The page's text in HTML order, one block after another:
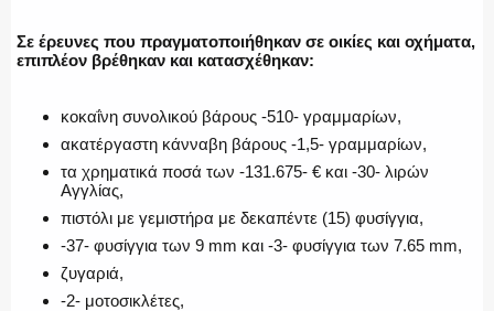
Σε έρευνες που πραγματοποιήθηκαν σε οικίες και οχήματα,
επιπλέον βρέθηκαν και κατασχέθηκαν:
κοκαΐνη συνολικού βάρους -510- γραμμαρίων,
ακατέργαστη κάνναβη βάρους -1,5- γραμμαρίων,
τα χρηματικά ποσά των -131.675- € και -30- λιρών
Αγγλίας,
πιστόλι με γεμιστήρα με δεκαπέντε (15) φυσίγγια,
-37- φυσίγγια των 9 mm και -3- φυσίγγια των 7.65 mm,
ζυγαριά,
-2- μοτοσικλέτες,